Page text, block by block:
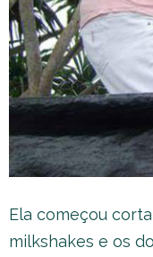
Ela começou
milkshakes e os